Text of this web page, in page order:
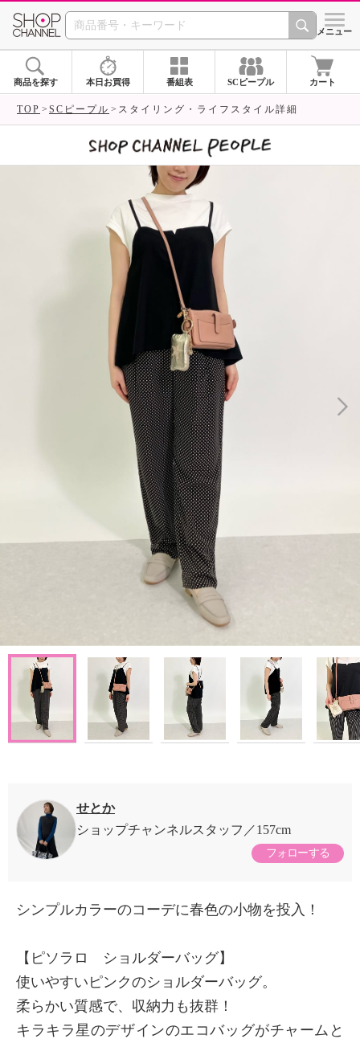
SHOP CHANNEL シメニュー
商品を探す 本日お買得 番組表 SCピープル カート
TOP SCピープル スタイリング・ライフスタイル詳細
せとか
ショップチャンネルスタッフ
157cm
フォローする
シンプルカラーのコーデに春色の小物を投入！
【ピソラロ ショルダーバッグ】
使いやすいピンクのショルダーバッグ。
柔らかい質感で、収納力も抜群！
キラキラ星のデザインのエコバッグがチャームと